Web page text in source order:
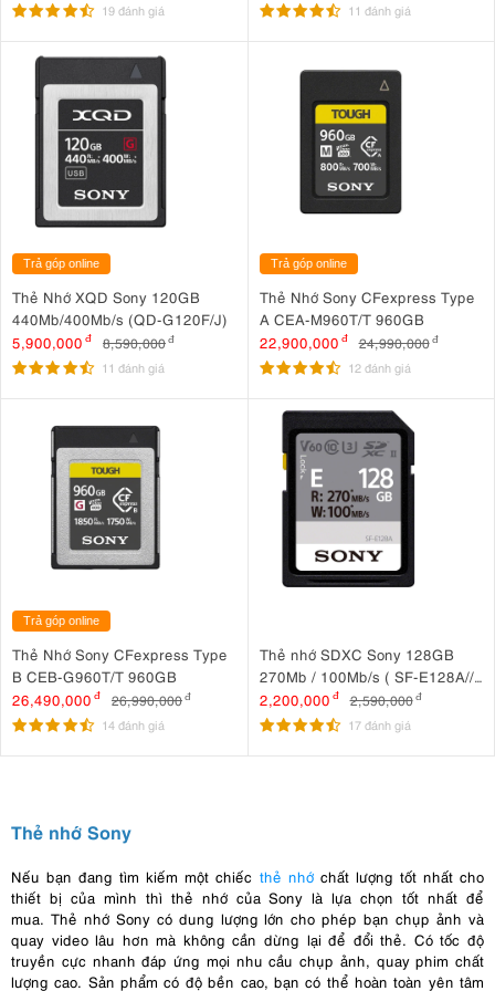
19 đánh giá 11 đánh giá
Trả góp online
Thẻ Nhớ XQD Sony 120GB
440Mb/400Mb/s (QD-G120F/J)
5,900,000 đ 8,590,000đ
11 đánh giá
Trả góp online
Thẻ Nhớ Sony CFexpress Type
A CEA-M960T/T 960GB
22,900,000 đ 24,990,000 đ
12 đánh giá
Trả góp online
Thẻ Nhớ Sony CFexpress Type
B CEB-G960T/T 960GB
26,490,000 đ 26,990,000đ
14 đánh giá
Thẻ nhớ SDXC Sony 128GB
270Mb / 100Mb/s ( SF-E128A//T
)
2,200,000 đ 2,590,000 đ
17 đánh giá
Thẻ nhớ Sony
Nếu bạn đang tìm kiếm một chiếc thẻ nhớchất lượng tốt nhất cho
thiết bị của mình thì thẻ nhớ của Sony là lựa chọn tốt nhất để
mua. Thẻ nhớ Sony có dung lượng lớn cho phép bạn chụp ảnh và
quay video lâu hơn mà không cần dừng lại để đổi thẻ. Có tốc độ
truyền cực nhanh đáp ứng mọi nhu cầu chụp ảnh, quay phim chất
lượng cao. Sản phẩm có độ bền cao, bạn có thể hoàn toàn yên tâm